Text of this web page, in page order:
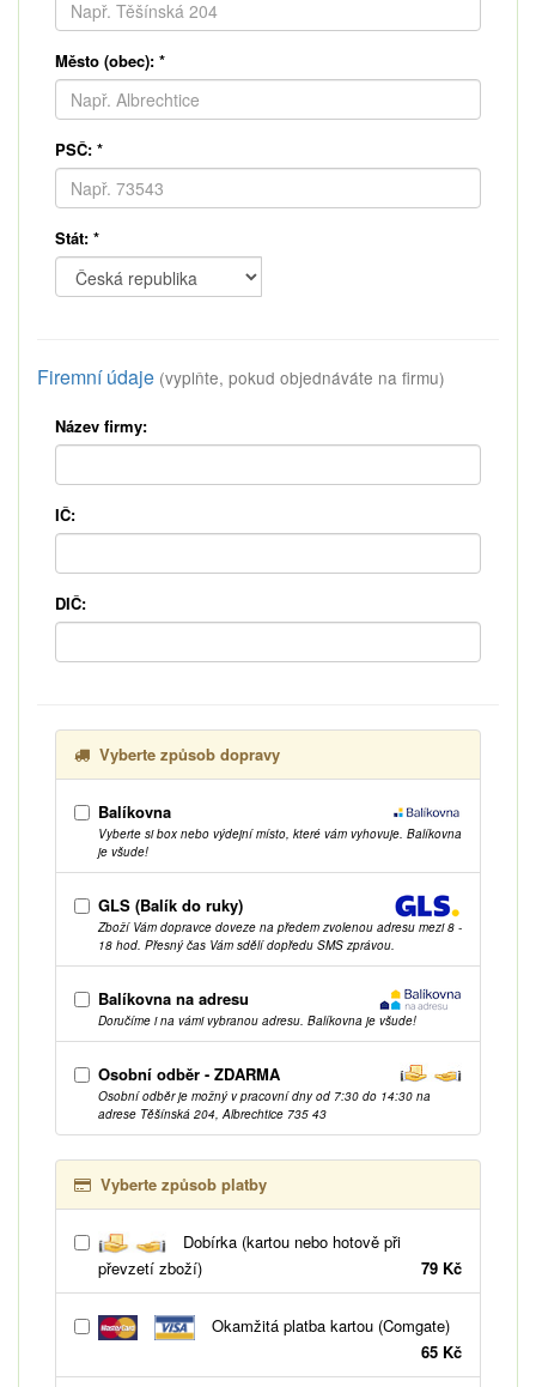
Město (obec): *
PSČ: *
Stát: *
Firemní údaje (vyplňte, pokud objednáváte na firmu)
Název firmy:
IČ:
DIČ:
Vyberte způsob dopravy
Balíkovna
Vyberte si box nebo výdejní místo, které vám vyhovuje. Balíkovna
je všude!
GLS (Balík do ruky)
Zboží Vám dopravce doveze na předem zvolenou adresu mezi 8 -
18 hod. Přesný čas Vám sdělí dopředu SMS zprávou.
Balíkovna na adresu
Doručíme i na vámi vybranou adresu. Balíkovna je všude!
Osobní odběr - ZDARMA
Osobní odběr je možný v pracovní dny od 7:30 do 14:30 na
adrese Těšínská 204, Albrechtice 735 43
Vyberte způsob platby
Dobírka (kartou nebo hotově při
převzetí zboží)
79 Kč
Okamžitá platba kartou (Comgate)
65 Kč